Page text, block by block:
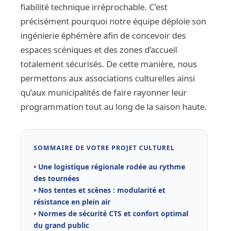
fiabilité technique irréprochable. C’est
précisément pourquoi notre équipe déploie son
ingénierie éphémère afin de concevoir des
espaces scéniques et des zones d’accueil
totalement sécurisés. De cette manière, nous
permettons aux associations culturelles ainsi
qu’aux municipalités de faire rayonner leur
programmation tout au long de la saison haute.
SOMMAIRE DE VOTRE PROJET CULTUREL
• Une logistique régionale rodée au rythme
des tournées
• Nos tentes et scènes : modularité et
résistance en plein air
• Normes de sécurité CTS et confort optimal
du grand public